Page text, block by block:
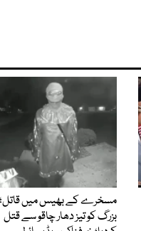
مسخرے کے بھیس میں قاتل؛
بزرگ کو تیز دھار چاقو سے قتل